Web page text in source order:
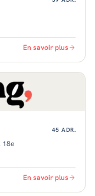
En savoir plus
45 ADR.
18e
En savoir plus